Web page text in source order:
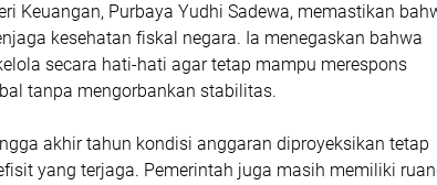
Keuangan, Purbaya Yudhi Sadewa, memastikan
kesehatan fiskal negara. Ia menegaskan bahwa
secara hati-hati agar tetap mampu merespons
tanpa mengorbankan stabilitas.
akhir tahun kondisi anggaran diproyeksikan tetap
yang terjaga. Pemerintah juga masih memiliki